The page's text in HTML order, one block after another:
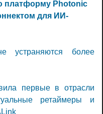
платформу Photonic
для ИИ-
устраняются более
первые в отрасли
ретаймеры и